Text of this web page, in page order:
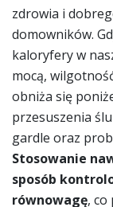
zdrowia i
domowników.
kaloryfery w
mocą,
obniża się
przesuszenia
gardle oraz
Stosowanie
sposób
równowagę, co